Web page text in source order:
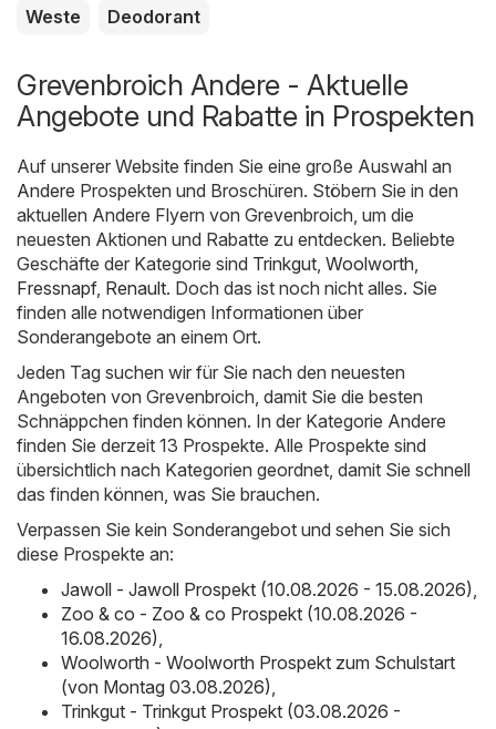
Weste
Deodorant
Grevenbroich Andere - Aktuelle
Angebote und Rabatte in Prospekten
Auf unserer Website finden Sie eine große Auswahl an
Andere Prospekten und Broschüren. Stöbern Sie in den
aktuellen Andere Flyern von Grevenbroich, um die
neuesten Aktionen und Rabatte zu entdecken. Beliebte
Geschäfte der Kategorie sind Trinkgut, Woolworth,
Fressnapf, Renault. Doch das ist noch nicht alles. Sie
finden alle notwendigen Informationen über
Sonderangebote an einem Ort.
Jeden Tag suchen wir für Sie nach den neuesten
Angeboten von Grevenbroich, damit Sie die besten
Schnäppchen finden können. In der Kategorie Andere
finden Sie derzeit 13 Prospekte. Alle Prospekte sind
übersichtlich nach Kategorien geordnet, damit Sie schnell
das finden können, was Sie brauchen.
Verpassen Sie kein Sonderangebot und sehen Sie sich
diese Prospekte an:
Jawoll - Jawoll Prospekt (10.08.2026 - 15.08.2026),
Zoo & co - Zoo & co Prospekt (10.08.2026 -
16.08.2026),
Woolworth - Woolworth Prospekt zum Schulstart
(von Montag 03.08.2026),
Trinkgut - Trinkgut Prospekt (03.08.2026 -